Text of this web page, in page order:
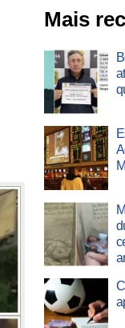
Mais